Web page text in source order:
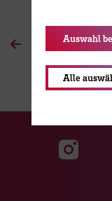
Zur Auswahl
Alle